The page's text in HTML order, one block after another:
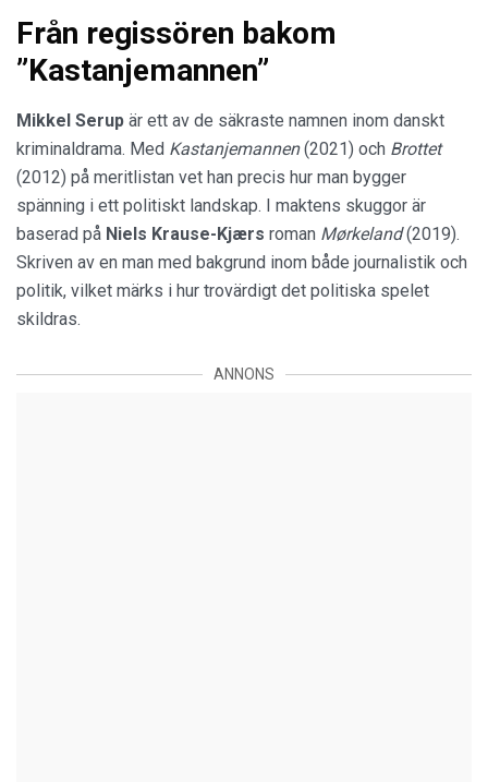
Från regissören bakom
”Kastanjemannen”
Mikkel Serup är ett av de säkraste namnen inom danskt
kriminaldrama. Med Kastanjemannen(2021) och Brottet
(2012) på meritlistan vet han precis hur man bygger
spänning i ett politiskt landskap. I maktens skuggor är
baserad på Niels Krause-Kjærs roman Mørkeland(2019).
Skriven av en man med bakgrund inom både journalistik och
politik, vilket märks i hur trovärdigt det politiska spelet
skildras.
ANNONS